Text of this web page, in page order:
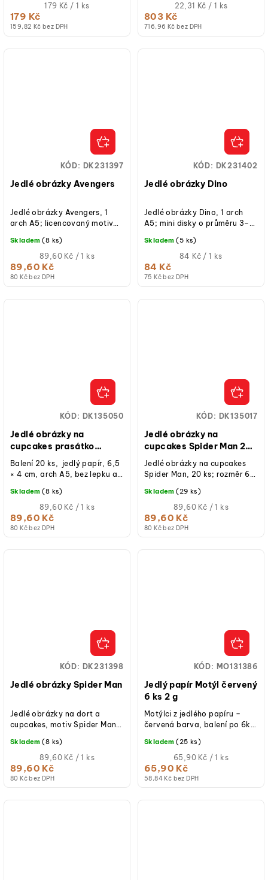
159,82 Kč bez DPH
179 Kč
Měrná
179 Kč / 1 ks
716,96 Kč bez DPH
803 Kč
Měrná
cena:
22,31 Kč / 1 ks
Jedlé obrázky Avengers
80 Kč bez DPH
89,60 Kč
Měrná
cena:
89,60 Kč / 1 ks
Skladem (8 ks)
Jedlé obrázky Avengers, 1
arch A5; licencovaný motiv
6,5 × 4 cm; jedlý papír;
snadná...
KÓD: DK231397
Jedlé obrázky Dino
75 Kč bez DPH
84 Kč
Měrná
84 Kč / 1 ks
Skladem (5 ks)
Jedlé obrázky Dino, 1 arch
A5; mini disky o průměru 3–4
muffiny, cupcakes, dorty a...
KÓD: DK231402
Jedlé obrázky na
cupcakes prasátko
Peppa 20 ks
80 Kč bez DPH
89,60 Kč
Měrná
cena:
89,60 Kč / 1 ks
Skladem (8 ks)
Balení 20 ks, jedlý papír, 6,5
× 4 cm, arch A5, bez lepku a
cupcakes, dorty a...
KÓD: DK135050
Jedlé obrázky na
cupcakes Spider Man 20
ks
80 Kč bez DPH
89,60 Kč
Měrná
cena:
89,60 Kč / 1 ks
Skladem (29 ks)
Jedlé obrázky na cupcakes
Spider Man, 20 ks; rozměr 6,5
licencovaný motiv Marvel;
ideální na...
KÓD: DK135017
Jedlé obrázky Spider Man
80 Kč bez DPH
89,60 Kč
Měrná
cena:
89,60 Kč / 1 ks
Skladem (8 ks)
Jedlé obrázky na dort a
cupcakes, motiv Spider Man,
vyrobeno z jedlého papíru.
KÓD: DK231398
Jedlý papír Motýl červený
6 ks 2 g
58,84 Kč bez DPH
65,90 Kč
Měrná
cena:
65,90 Kč / 1 ks
Skladem (25 ks)
Motýlci z jedlého papíru –
červená barva, balení po 6ks,
KÓD: MO131386